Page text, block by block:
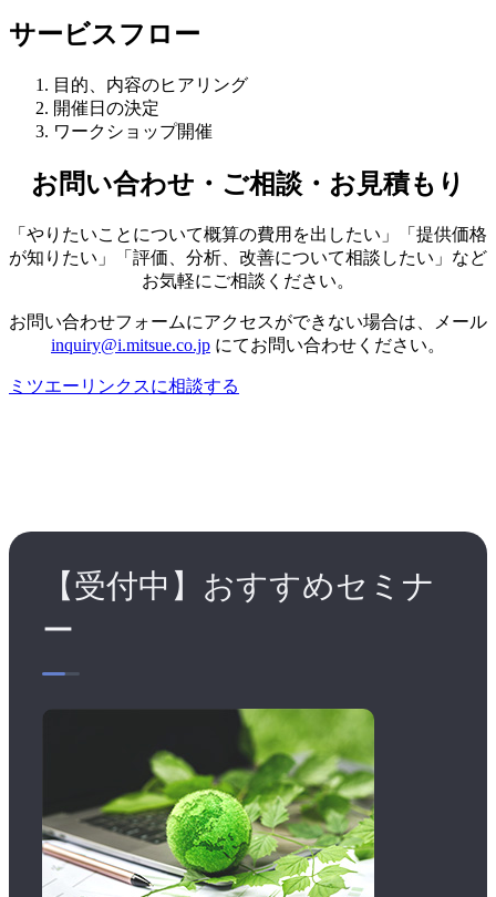
サービスフロー
目的、内容のヒアリング
開催日の決定
ワークショップ開催
お問い合わせ・ご相談・お見積もり
「やりたいことについて概算の費用を出したい」「提供価格
が知りたい」「評価、分析、改善について相談したい」など
お気軽にご相談ください。
お問い合わせフォームにアクセスができない場合は、メール
inquiry@i.mitsue.co.jp にてお問い合わせください。
ミツエーリンクスに相談する
【受付中】おすすめセミナ
ー